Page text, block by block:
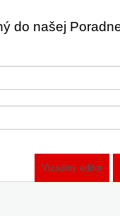
do našej
Vizuálny editor